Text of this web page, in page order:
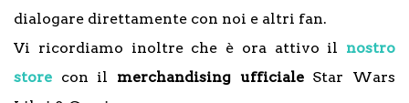
dialogare direttamente con noi e altri fan.
Vi ricordiamo inoltre che è ora attivo il nostro
store con il merchandising ufficialeStar Wars